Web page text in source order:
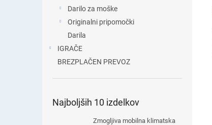
Darilo za moške
Originalni pripomočki
Darila
IGRAČE
BREZPLAČEN PREVOZ
Najboljših 10 izdelkov
Zmogljiva mobilna klimatska